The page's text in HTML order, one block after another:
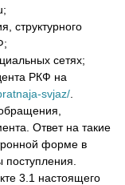
структурного
сетях;
РКФ на
svjaz/
Ответ на такие
форме в
3.1 настоящего